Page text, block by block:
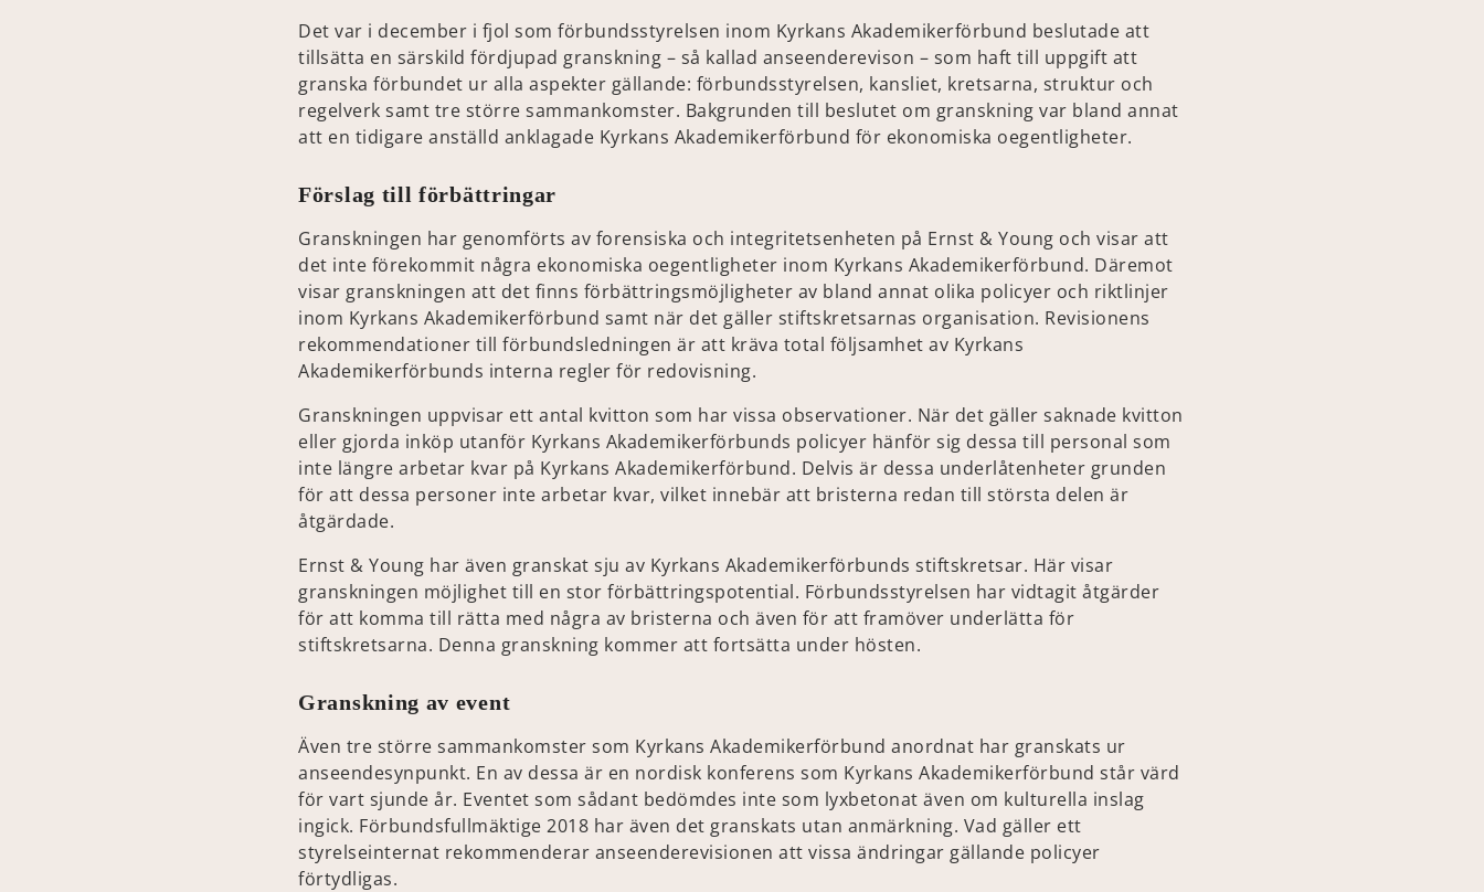
Det var i december i fjol som förbundsstyrelsen inom Kyrkans Akademikerförbund beslutade att
tillsätta en särskild fördjupad granskning – så kallad anseenderevison – som haft till uppgift att
granska förbundet ur alla aspekter gällande: förbundsstyrelsen, kansliet, kretsarna, struktur och
regelverk samt tre större sammankomster. Bakgrunden till beslutet om granskning var bland annat
att en tidigare anställd anklagade Kyrkans Akademikerförbund för ekonomiska oegentligheter.
Förslag till förbättringar
Granskningen har genomförts av forensiska och integritetsenheten på Ernst & Young och visar att
det inte förekommit några ekonomiska oegentligheter inom Kyrkans Akademikerförbund. Däremot
visar granskningen att det finns förbättringsmöjligheter av bland annat olika policyer och riktlinjer
inom Kyrkans Akademikerförbund samt när det gäller stiftskretsarnas organisation. Revisionens
rekommendationer till förbundsledningen är att kräva total följsamhet av Kyrkans
Akademikerförbunds interna regler för redovisning.
Granskningen uppvisar ett antal kvitton som har vissa observationer. När det gäller saknade kvitton
eller gjorda inköp utanför Kyrkans Akademikerförbunds policyer hänför sig dessa till personal som
inte längre arbetar kvar på Kyrkans Akademikerförbund. Delvis är dessa underlåtenheter grunden
för att dessa personer inte arbetar kvar, vilket innebär att bristerna redan till största delen är
åtgärdade.
Ernst & Young har även granskat sju av Kyrkans Akademikerförbunds stiftskretsar. Här visar
granskningen möjlighet till en stor förbättringspotential. Förbundsstyrelsen har vidtagit åtgärder
för att komma till rätta med några av bristerna och även för att framöver underlätta för
stiftskretsarna. Denna granskning kommer att fortsätta under hösten.
Granskning av event
Även tre större sammankomster som Kyrkans Akademikerförbund anordnat har granskats ur
anseendesynpunkt. En av dessa är en nordisk konferens som Kyrkans Akademikerförbund står värd
för vart sjunde år. Eventet som sådant bedömdes inte som lyxbetonat även om kulturella inslag
ingick. Förbundsfullmäktige 2018 har även det granskats utan anmärkning. Vad gäller ett
styrelseinternat rekommenderar anseenderevisionen att vissa ändringar gällande policyer
förtydligas.